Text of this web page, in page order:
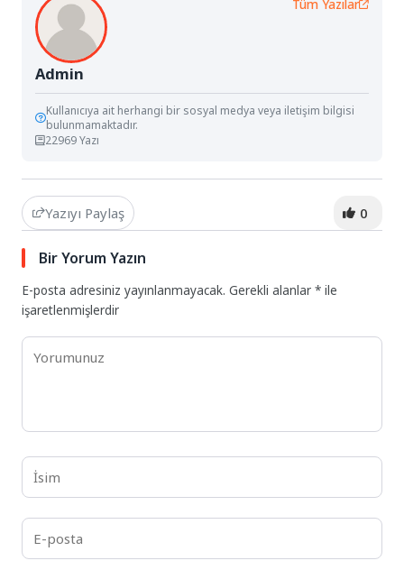
Admin
Tüm Yazılar
Kullanıcıya ait herhangi bir sosyal medya veya iletişim bilgisi
bulunmamaktadır.
22969 Yazı
Yazıyı Paylaş 0
Bir Yorum Yazın
E-posta adresiniz yayınlanmayacak. Gerekli alanlar* ile
işaretlenmişlerdir